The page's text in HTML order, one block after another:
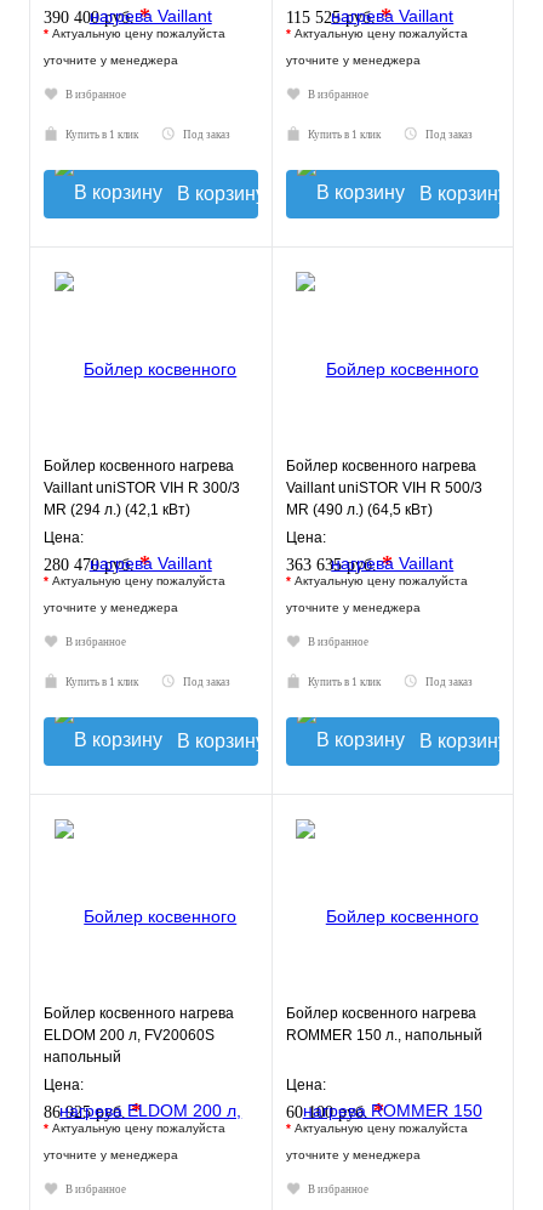
390 400 руб.*
* Актуальную цену пожалуйста
уточните у менеджера
В избранное
Купить в 1 клик Под заказ
В корзину
115 525 руб.*
* Актуальную цену пожалуйста
уточните у менеджера
В избранное
Купить в 1 клик Под заказ
В корзину
Бойлер косвенного нагрева
Vaillant uniSTOR VIH R 300/3
MR (294 л.) (42,1 кВт)
напольный
Цена:
280 470 руб.*
* Актуальную цену пожалуйста
уточните у менеджера
В избранное
Купить в 1 клик Под заказ
В корзину
Бойлер косвенного нагрева
Vaillant uniSTOR VIH R 500/3
MR (490 л.) (64,5 кВт)
напольный
Цена:
363 635 руб.*
* Актуальную цену пожалуйста
уточните у менеджера
В избранное
Купить в 1 клик Под заказ
В корзину
Бойлер косвенного нагрева
ELDOM 200 л, FV20060S
напольный
Цена:
86 925 руб.*
* Актуальную цену пожалуйста
уточните у менеджера
В избранное
Бойлер косвенного нагрева
ROMMER 150 л., напольный
Цена:
60 100 руб.*
* Актуальную цену пожалуйста
уточните у менеджера
В избранное